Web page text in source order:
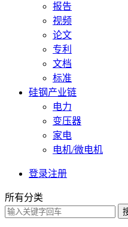
报告
视频
论文
专利
文档
标准
硅钢产业链
电力
变压器
家电
电机/微电机
登录注册
所有分类